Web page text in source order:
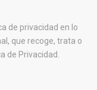
de privacidad en lo
que recoge, trata o
de Privacidad.